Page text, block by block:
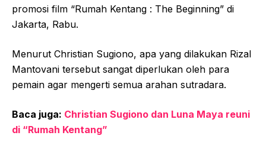
promosi film “Rumah Kentang : The Beginning” di
Jakarta, Rabu.
Menurut Christian Sugiono, apa yang dilakukan Rizal
Mantovani tersebut sangat diperlukan oleh para
pemain agar mengerti semua arahan sutradara.
Baca juga: Christian Sugiono dan Luna Maya reuni
di “Rumah Kentang”